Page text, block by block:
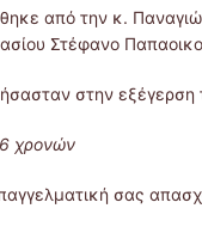
από την κ.
Στέφανο
στην εξέγερση
σας